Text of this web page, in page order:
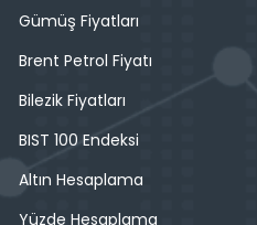
Gümüş Fiyatları
Brent Petrol Fiyatı
Bilezik Fiyatları
BIST 100 Endeksi
Altın Hesaplama
Yüzde Hesaplama